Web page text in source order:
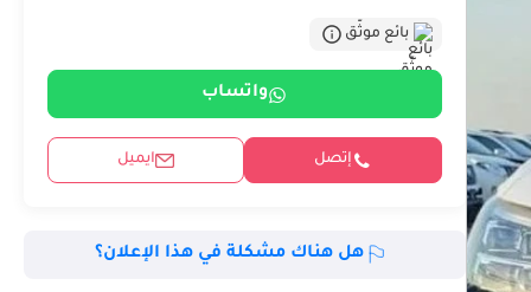
بائع موثّق
واتساب
إتصل ايميل
هل هناك مشكلة في هذا الإعلان؟